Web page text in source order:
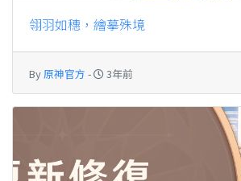
翎羽如穗，繪摹殊境
By 原神官方 - 3年前